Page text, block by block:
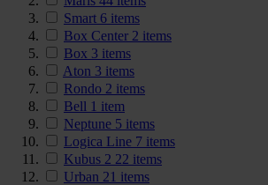
Smart 6 items
Box Center 2 items
Box 3 items
Aton 3 items
Rondo 2 items
Bell 1 item
Neptune 5 items
Logica Line 7 items
Kubus 2 22 items
Urban 21 items